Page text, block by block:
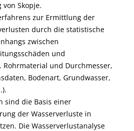
Skopje.
zur Ermittlung der
durch die statistische
zwischen
und
Rohrmaterial und Durchmesser,
Bodenart, Grundwasser,
sind die Basis einer
der Wasserverluste in
Die Wasserverlustanalyse